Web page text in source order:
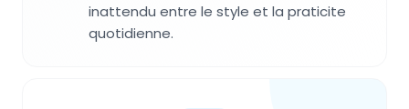
inattendu entre le style et la praticite
quotidienne.